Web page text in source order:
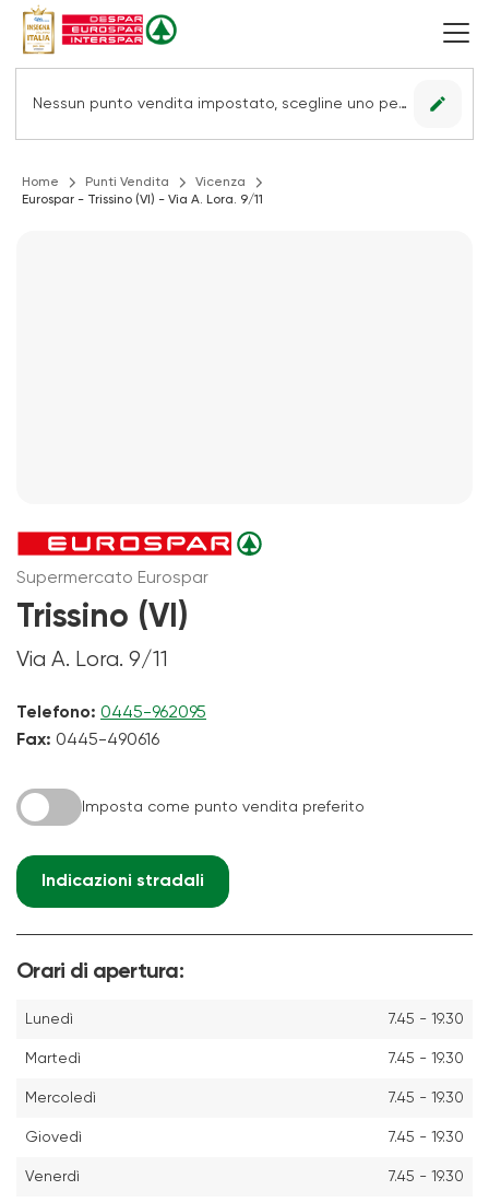
Nessun punto vendita impostato, scegline uno per vedere le offerte. edit
Home Punti Vendita
Vicenza
Eurospar - Trissino (VI) - Via A. Lora. 9/11
Supermercato Eurospar
Trissino (VI)
Via A. Lora. 9/11
Telefono: 0445-962095
Fax: 0445-490616
Imposta come punto vendita preferito
Indicazioni stradali
Orari di apertura:
Lunedì 7.45 - 19.30
Martedì 7.45 - 19.30
Mercoledì 7.45 - 19.30
Giovedì 7.45 - 19.30
Venerdì 7.45 - 19.30